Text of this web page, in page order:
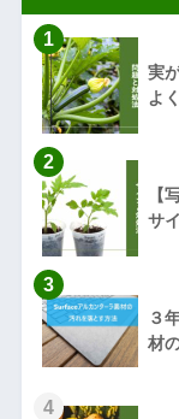
1
実
よ
2
【
サ
3
３
材
4